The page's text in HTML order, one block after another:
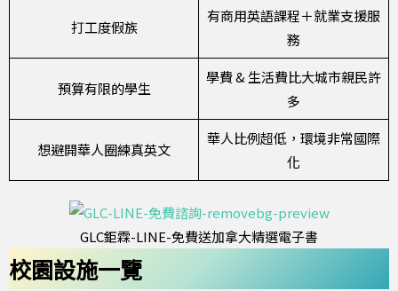
打工度假族
有商用英語課程＋就業支援服
務
預算有限的學生
學費 & 生活費比大城市親民許
多
想避開華人圈練真英文
華人比例超低，環境非常國際
化
GLC鉅霖-LINE-免費送加拿大精選電子書
校園設施一覽